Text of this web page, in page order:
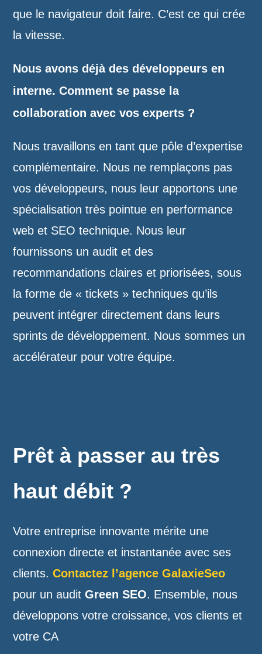
que le navigateur doit faire. C’est ce qui crée
la vitesse.
Nous avons déjà des développeurs en
interne. Comment se passe la
collaboration avec vos experts ?
Nous travaillons en tant que pôle d’expertise
complémentaire. Nous ne remplaçons pas
vos développeurs, nous leur apportons une
spécialisation très pointue en performance
web et SEO technique. Nous leur
fournissons un audit et des
recommandations claires et priorisées, sous
la forme de « tickets » techniques qu’ils
peuvent intégrer directement dans leurs
sprints de développement. Nous sommes un
accélérateur pour votre équipe.
Prêt à passer au très
haut débit ?
Votre entreprise innovante mérite une
connexion directe et instantanée avec ses
clients.Contactez l’agence GalaxieSeo
pour un auditGreen SEO. Ensemble, nous
développons votre croissance, vos clients et
votre CA